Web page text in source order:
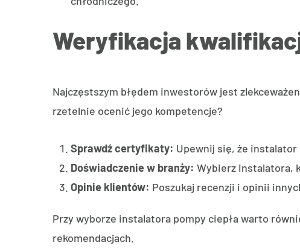
Weryfikacja
Najczęstszym błędem inwestorów jest
rzetelnie ocenić jego kompetencje?
Sprawdź certyfikaty: Upewnij się, że
Doświadczenie w branży: Wybierz instalatora,
Opinie klientów: Poszukaj recenzji i opinii
Przy wyborze instalatora pompy ciepła warto
rekomendacjach.